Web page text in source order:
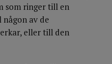
som ringer till en
av de
eller till den